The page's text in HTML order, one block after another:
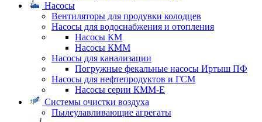
Насосы
Вентиляторы для продувки колодцев
Насосы для водоснабжения и отопления
Насосы КМ
Насосы КММ
Насосы для канализации
Погружные фекальные насосы Иртыш ПФ
Насосы для нефтепродуктов и ГСМ
Насосы серии КММ-Е
Системы очистки воздуха
Пылеулавливающие агрегаты